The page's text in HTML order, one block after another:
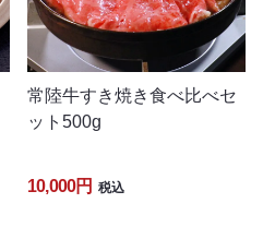
常陸牛すき焼き食べ比べセ
ット500g
10,000円 税込